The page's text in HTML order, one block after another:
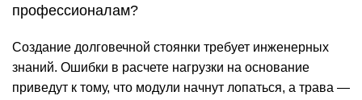
профессионалам?
Создание долговечной стоянки требует инженерных
знаний. Ошибки в расчете нагрузки на основание
приведут к тому, что модули начнут лопаться, а трава —